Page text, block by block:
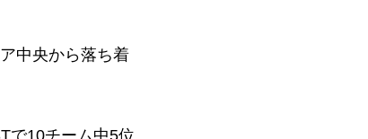
中央から落ち着